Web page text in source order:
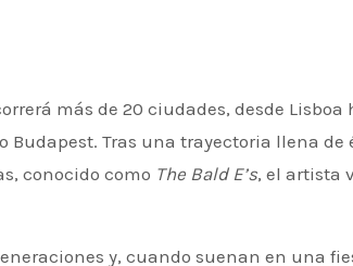
más de 20 ciudades, desde
Budapest. Tras una trayectoria llena
conocido como The Bald E’s, el artista
y, cuando suenan en una